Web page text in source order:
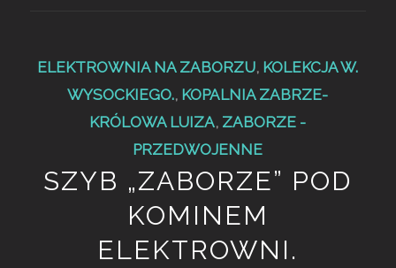
ELEKTROWNIA NA ZABORZU, KOLEKCJA W.
WYSOCKIEGO., KOPALNIA ZABRZE-
KRÓLOWA LUIZA, ZABORZE -
PRZEDWOJENNE
SZYB „ZABORZE” POD
KOMINEM
ELEKTROWNI.